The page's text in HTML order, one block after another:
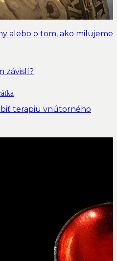
alebo o tom, ako milujeme
závislí?
terapiu vnútorného